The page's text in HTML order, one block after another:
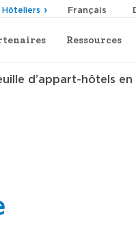
Ressources
Hôteliers
d’appart-hôtels en